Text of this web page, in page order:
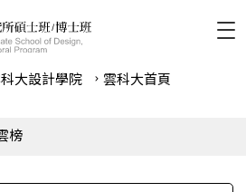
⼤設計學院 雲科⼤首頁
榜